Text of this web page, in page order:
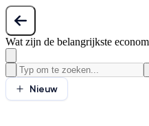
Wat zijn de belangrijkste
Nieuw